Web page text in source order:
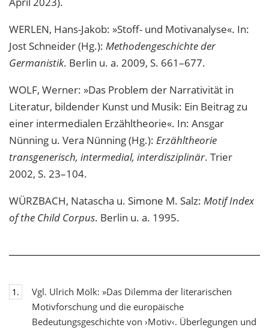
WERLEN, Hans-Jakob: »Stoff- und Motivanalyse«. In:
Jost Schneider (Hg.): Methodengeschichte der
Germanistik. Berlin u. a. 2009, S. 661–677.
WOLF, Werner: »Das Problem der Narrativität in
Literatur, bildender Kunst und Musik: Ein Beitrag zu
einer intermedialen Erzähltheorie«. In: Ansgar
Nünning u. Vera Nünning (Hg.): Erzähltheorie
transgenerisch, intermedial, interdisziplinär. Trier
2002, S. 23–104.
WÜRZBACH, Natascha u. Simone M. Salz: Motif Index
of the Child Corpus. Berlin u. a. 1995.
1.
Vgl. Ulrich Mölk: »Das Dilemma der literarischen
Motivforschung und die europäische
Bedeutungsgeschichte von ›Motiv‹. Überlegungen und